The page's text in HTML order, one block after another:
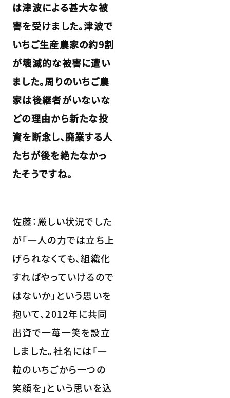
は津波による甚大な被
害を受けました。津波で
いちご生産農家の約9割
が壊滅的な被害に遭い
ました。周りのいちご農
家は後継者がいないな
どの理由から新たな投
資を断念し、廃業する人
たちが後を絶たなかっ
たそうですね。
佐藤：厳しい状況でした
が「一人の力では立ち上
げられなくても、組織化
すればやっていけるので
はないか」という思いを
抱いて、2012年に共同
出資で一苺一笑を設立
しました。社名には「一
粒のいちごから一つの
笑顔を」という思いを込